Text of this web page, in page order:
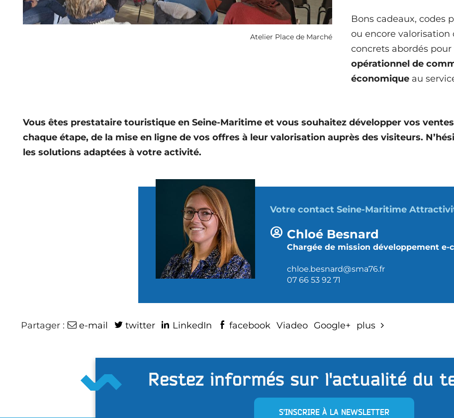
Atelier Place de Marché
Bons cadeaux, codes
ou encore valorisation
concrets abordés
opérationnel de
économique au
Vous êtes prestataire touristique en Seine-Maritime et vous souhaitez développer vos
chaque étape, de la mise en ligne de vos offres à leur valorisation auprès des visiteurs.
les solutions adaptées à votre activité.
Votre contact Seine-Maritime
Chloé Besnard
Chargée de mission développement e-
chloe.besnard@sma76.fr
07 66 53 92 71
Partager : e-mail twitter LinkedIn facebook Viadeo Google+ plus
Restez informés sur l'actualité du
S'INSCRIRE À LA NEWSLETTER